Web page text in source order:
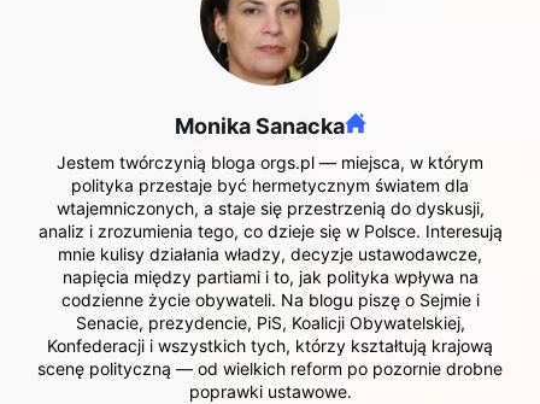
Monika Sanacka
Jestem twórczynią bloga orgs.pl — miejsca, w którym
polityka przestaje być hermetycznym światem dla
wtajemniczonych, a staje się przestrzenią do dyskusji,
analiz i zrozumienia tego, co dzieje się w Polsce. Interesują
mnie kulisy działania władzy, decyzje ustawodawcze,
napięcia między partiami i to, jak polityka wpływa na
codzienne życie obywateli. Na blogu piszę o Sejmie i
Senacie, prezydencie, PiS, Koalicji Obywatelskiej,
Konfederacji i wszystkich tych, którzy kształtują krajową
scenę polityczną — od wielkich reform po pozornie drobne
poprawki ustawowe.